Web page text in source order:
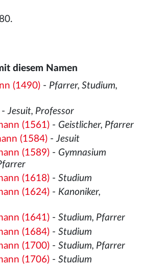
diesem Namen
(1490)- Pfarrer, Studium,
-Jesuit, Professor
(1561)- Geistlicher, Pfarrer
(1584)-Jesuit
(1589)- Gymnasium
(1618)- Studium
(1624)- Kanoniker,
(1641)- Studium, Pfarrer
(1684)- Studium
(1700)- Studium, Pfarrer
(1706)- Studium